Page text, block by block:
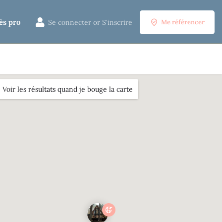
pro Se connecter or S'inscrire Me référencer
Voir les résultats quand je bouge la carte